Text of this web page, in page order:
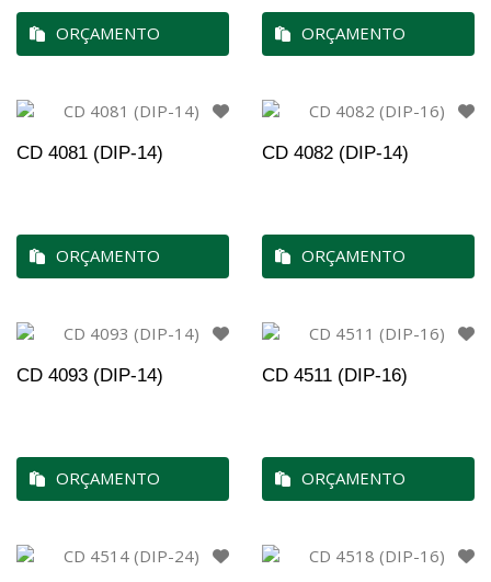
ORÇAMENTO ORÇAMENTO
CD 4081 (DIP-14)
ORÇAMENTO
CD 4082 (DIP-14)
ORÇAMENTO
CD 4093 (DIP-14)
ORÇAMENTO
CD 4511 (DIP-16)
ORÇAMENTO